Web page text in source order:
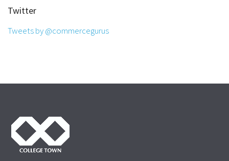
Twitter
Tweets by @commercegurus